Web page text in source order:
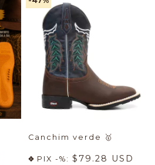
Canchim verde 🥇
PIX -%: $79.28 USD